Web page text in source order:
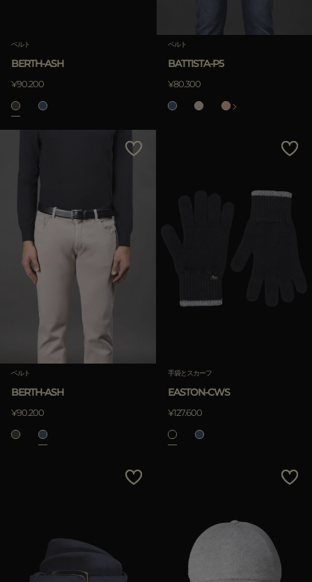
ベルト
BERTH-ASH
¥90.200
ベルト
BATTISTA-P5
¥80.300
ベルト
BERTH-ASH
¥90.200
手袋とスカーフ
EASTON-CWS
¥127.600